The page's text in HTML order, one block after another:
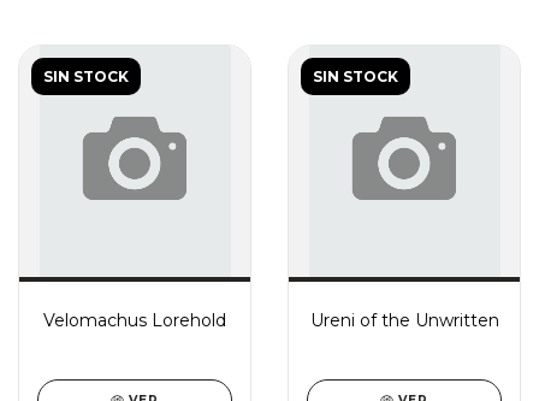
SIN STOCK
Velomachus Lorehold
SIN STOCK
Ureni of the Unwritten